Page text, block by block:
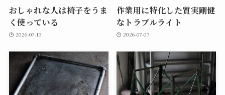
おしゃれな人は椅子をうま
く使っている
2026-07-13
作業用に特化した質実剛健
なトラブルライト
2026-07-07